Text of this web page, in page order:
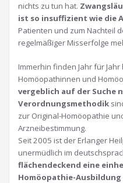
nichts zu tun hat.
ist so insuffizient wie die
Patienten und zum Nachteil
regelmäßiger Misserfolge
Immerhin finden Jahr für
Homöopathinnen und
vergeblich auf der Suche
Verordnungsmethodik
zur Original-Homöopathie
Arzneibestimmung.
Seit 2005 ist der Erlanger
unermüdlich im
flächendeckend eine
Homöopathie-